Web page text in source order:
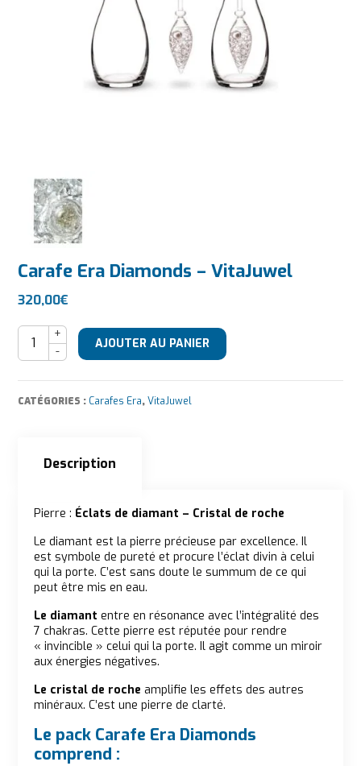
Carafe Era Diamonds – VitaJuwel
320,00€
quantité de Carafe Era Diamonds - VitaJuwel
AJOUTER AU PANIER
CATÉGORIES : Carafes Era,VitaJuwel
Description
Description
Pierre : Éclats de diamant – Cristal de roche
Le diamant est la pierre précieuse par excellence. Il
est symbole de pureté et procure l’éclat divin à celui
qui la porte. C’est sans doute le summum de ce qui
peut être mis en eau.
Le diamant entre en résonance avec l’intégralité des
7 chakras. Cette pierre est réputée pour rendre
« invincible » celui qui la porte. Il agit comme un miroir
aux énergies négatives.
Le cristal de roche amplifie les effets des autres
minéraux. C’est une pierre de clarté.
Le pack Carafe Era Diamonds
comprend :